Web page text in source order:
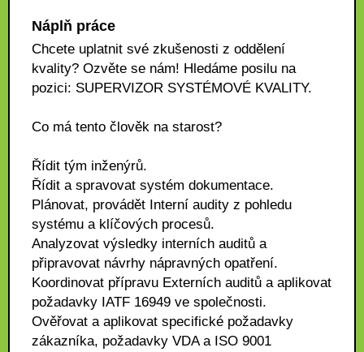
Náplň práce
Chcete uplatnit své zkušenosti z oddělení
kvality? Ozvěte se nám! Hledáme posilu na
pozici: SUPERVIZOR SYSTÉMOVÉ KVALITY.
Co má tento člověk na starost?
Řídit tým inženýrů.
Řídit a spravovat systém dokumentace.
Plánovat, provádět Interní audity z pohledu
systému a klíčových procesů.
Analyzovat výsledky interních auditů a
připravovat návrhy nápravných opatření.
Koordinovat přípravu Externích auditů a aplikovat
požadavky IATF 16949 ve společnosti.
Ověřovat a aplikovat specifické požadavky
zákazníka, požadavky VDA a ISO 9001